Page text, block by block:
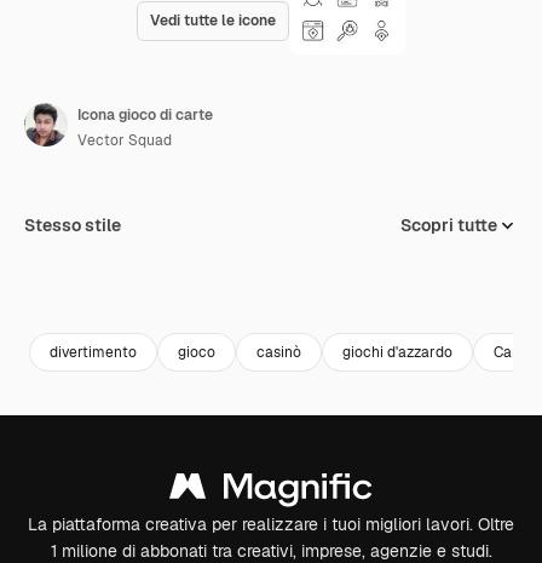
Vedi tutte le icone
Icona gioco di carte
Vector Squad
Stesso stile Scopri tutte
divertimento gioco casinò giochi d'azzardo Carte
La piattaforma creativa per realizzare i tuoi migliori lavori. Oltre
1 milione di abbonati tra creativi, imprese, agenzie e studi.